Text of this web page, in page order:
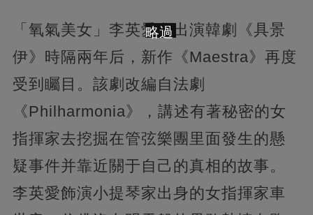
「氧氣美女」李英愛繼出演韓劇《具景
伊》時隔兩年后，新作《Maestra》再度
受到矚目。該劇改編自法劇
《Philharmonia》，講述有著秘密的女
指揮家去挖掘在管弦樂團里面發生的懸
疑事件并靠近關于自己的真相的故事。
李英愛飾演小提琴家出身的女指揮家車
略過